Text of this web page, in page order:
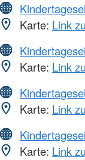
Karte: Link
Karte: Link
Karte: Link
Karte: Link